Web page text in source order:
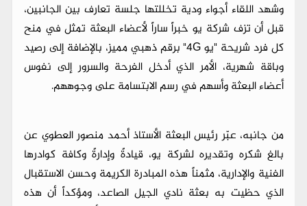
وشهد اللقاء أجواء ودية تخللتها جلسة تعارف بين الجانبين،
قبل أن تزف شركة يو خبراً ساراً لأعضاء البعثة تمثل في منح
كل فرد شريحة "يو 4G" برقم ذهبي مميز، بالإضافة إلى رصيد
وباقة شهرية، الأمر الذي أدخل الفرحة والسرور إلى نفوس
أعضاء البعثة وأسهم في رسم الابتسامة على وجوههم.
من جانبه، عبّر رئيس البعثة الأستاذ أحمد منصور العطوي عن
بالغ شكره وتقديره لشركة يو، قيادةً وإدارةً وكافة كوادرها
الفنية والإدارية، مثمناً هذه المبادرة الكريمة وحسن الاستقبال
الذي حظيت به بعثة نادي الجيل الصاعد، ومؤكداً أن هذه